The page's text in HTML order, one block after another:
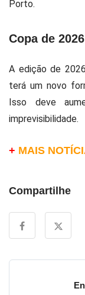
Porto.
Copa de
A edição de
terá um novo
Isso deve
imprevisibilidade.
+ MAIS
Compartilhe